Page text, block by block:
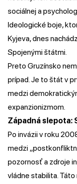
sociálnej a
Ideologické boje,
Kyjeva, dnes
Spojenými štátmi.
Preto Gruzínsko
prípad. Je to štát v
medzi
expanzionizmom.
Západná slepota:
Po invázii v roku
medzi
pozornosť a zdroje
vládne stabilita.